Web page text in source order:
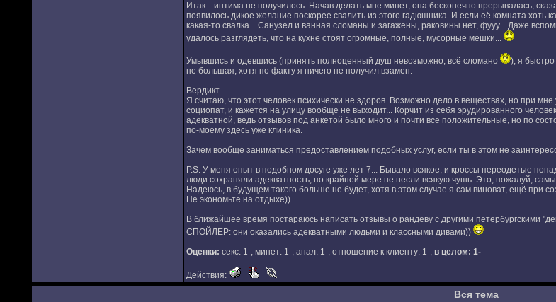
Итак... интима не получилось. Начав делать мне минет, она бесконечно прерывалась,
появилось дикое желание поскорее свалить из этого гадюшника. И если её комната
какая-то свалка... Санузел и ванная сломаны и загажены, раковины нет, фууу... Даже
удалось разглядеть, что на кухне стоят огромные, полные, мусорные мешки...
Умывшись и одевшись (принять полноценный душ невозможно, всё сломано
), я быстро
не большая, хотя по факту я ничего не получил взамен.
Вердикт.
Я считаю, что этот человек психически не здоров. Возможно дело в веществах, но при
социопат, и кажется на улицу вообще не выходит... Корчит из себя эрудированного
адекватной, ведь отзывов под анкетой было много и почти все положительные, но по
по-моему здесь уже клиника.
Зачем вообще заниматься предоставлением подобных услуг, если ты в этом не
P.S. У меня опыт в подобном досуге уже лет 7... Бывало всякое, и кроссы переодетые
люди сохраняли адекватность, по крайней мере не несли всякую чушь. Это, пожалуй,
Надеюсь, в будущем такого больше не будет, хотя в этом случае я сам виноват, ещё при
Не экономьте на отдыхе))
В ближайшее время постараюсь написать отзывы о рандеву с другими петербургскими
СПОЙЛЕР: они оказались адекватными людьми и классными дивами))
Оценки: секс: 1-, минет: 1-, анал: 1-, отношение к клиенту: 1-, в целом: 1-
Действия:
Вся тема